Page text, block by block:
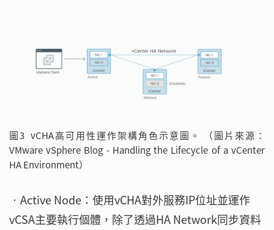
圖3 vCHA高可用性運作架構角色示意圖。 （圖片來源：
VMware vSphere Blog - Handling the Lifecycle of a vCenter
HA Environment）
‧Active Node：使用vCHA對外服務IP位址並運作
vCSA主要執行個體，除了透過HA Network同步資料